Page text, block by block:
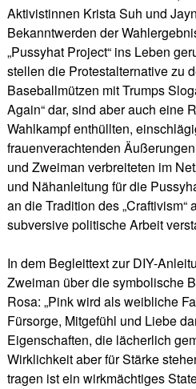
Aktivistinnen Krista Suh und
Bekanntwerden der
„Pussyhat Project“ ins Leben
stellen die Protestalternative zu
Baseballmützen mit Trumps
Again“ dar, sind aber auch eine
Wahlkampf enthüllten,
frauenverachtenden
und Zweiman verbreiteten im
und Nähanleitung für die
an die Tradition des
subversive politische Arbeit
In dem Begleittext zur DIY-
Zweiman über die symbolische
Rosa: „Pink wird als weibliche
Fürsorge, Mitgefühl und Liebe
Eigenschaften, die lächerlich
Wirklichkeit aber für Stärke
tragen ist ein wirkmächtiges